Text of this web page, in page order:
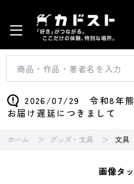
2026/07/29 令和8年熊
お届け遅延につきまして
ホーム グッズ・文具 文具
画像タ